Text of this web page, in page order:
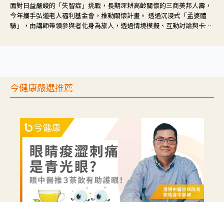
面對日益嚴峻的「失智症」挑戰，長期深耕高齡關懷的三商美邦人壽，
今年攜手弘道老人福利基金會，推動關懷計畫。 透過沉浸式「孟婆體
驗」，由講師帶領參與者化身為旅人，透過情境模擬、互動討論與卡牌
今健康嚴選推薦